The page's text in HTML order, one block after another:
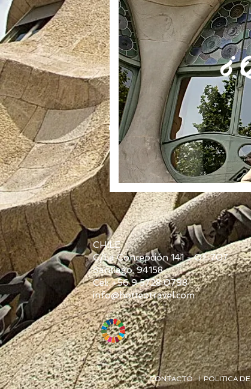
¿
CHILE
C/La Concepción 141 - Of. 707
Santiago, 94158
Cel: +56 9 5728 0798
info@hotteotravel.com
CONTACTOI POLITICA DE